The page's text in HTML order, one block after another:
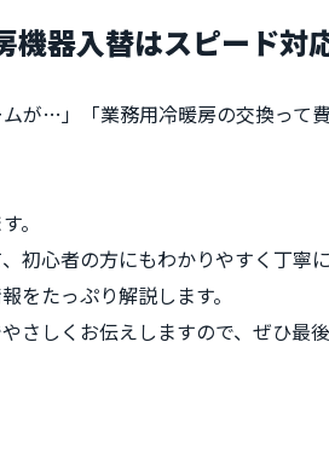
機器入替はスピード対
が…」「業務用冷暖房の交換って
。
初心者の方にもわかりやすく丁寧に
をたっぷり解説します。
さしくお伝えしますので、ぜひ最